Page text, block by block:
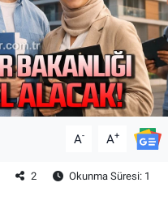
A- A+
2
Okunma Süresi: 1